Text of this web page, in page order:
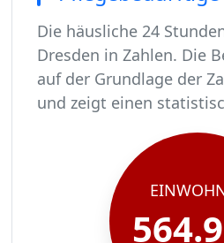
Die häusliche 24
Dresden in Zahlen. Die
auf der Grundlage der
und zeigt einen
In Dresden leben rund
Von diesen 564904
Ca. 5513 dieser
Der Großteil der